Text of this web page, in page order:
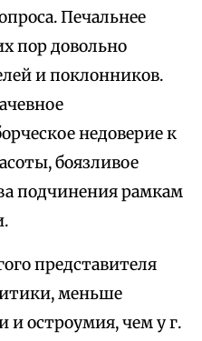
Печальнее
пор довольно
и поклонников.
недоверие к
боязливое
подчинения рамкам
представителя
меньше
и остроумия, чем у г.